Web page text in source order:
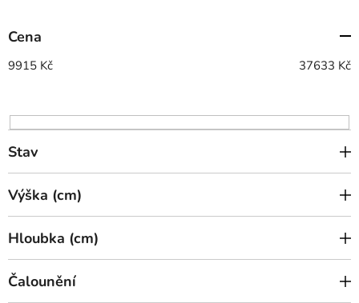
p
r
o
u
k
t
ů
Cena
9915 Kč 37633 Kč
Stav
Výška (cm)
Hloubka (cm)
Čalounění